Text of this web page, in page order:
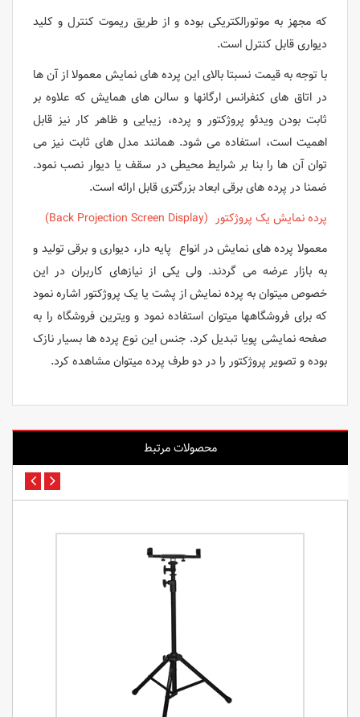
که مجهز به موتورالکتریکی بوده و از طریق ریموت کنترل و کلید
دیواری قابل کنترل است.
با توجه به قیمت نسبتا بالای این پرده های نمایش معمولا از آن ها
در اتاق های کنفرانس ارگانها و سالن های همایش که علاوه بر
ثابت بودن ویدئو پروژکتور و پرده، زیبایی و ظاهر کار نیز قابل
اهمیت است، استفاده می شود. همانند مدل های ثابت نیز می
توان آن ها را بنا بر شرایط محیطی در سقف یا دیوار نصب نمود.
ضمنا در پرده های برقی ابعاد بزرگتری قابل ارائه است.
پرده نمایش یک پروژکتور (Back Projection Screen Display)
معمولا پرده های نمایش در انواع پایه دار، دیواری و برقی تولید و
به بازار عرضه می گردند. ولی یکی از نیازهای کاربران در این
خصوص میتوان به پرده نمایش از پشت یا یک پروژکتور اشاره نمود
که برای فروشگاهها میتوان استفاده نمود و ویترین فروشگاه را به
صفحه نمایشی پویا تبدیل کرد. جنس این نوع پرده ها بسیار نازک
بوده و تصویر پروژکتور را در دو طرف پرده میتوان مشاهده کرد.
محصولات مرتبط